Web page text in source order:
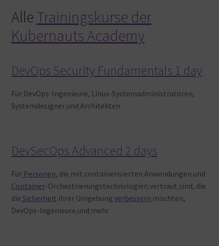
Alle Trainingskurse der
Kubernauts Academy
DevOps Security Fundamentals 1 day
Für DevOps-Ingenieure, Linux-Systemadministratoren,
Systemdesigner und Architekten
DevSecOps Advanced 2 days
FürPersonen, die mit containerisierten Anwendungen und
Container-Orchestrierungstechnologien vertraut sind, die
die Sicherheit ihrer Umgebung verbessern möchten,
DevOps-Ingenieure und mehr